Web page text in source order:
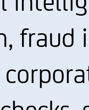
fraud